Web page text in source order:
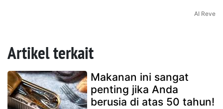
AI Reve
Artikel terkait
Makanan ini sangat
penting jika Anda
berusia di atas 50 tahun!